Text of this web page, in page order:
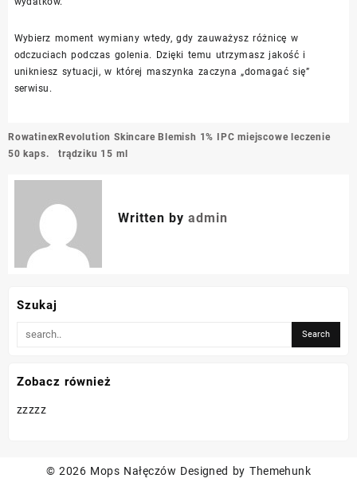
Wybierz moment wymiany wtedy, gdy zauważysz różnicę w
odczuciach podczas golenia. Dzięki temu utrzymasz jakość i
unikniesz sytuacji, w której maszynka zaczyna „domagać się”
serwisu.
Nawigacja
wpisu
Rowatinex
50 kaps.
Revolution Skincare Blemish 1% IPC miejscowe leczenie
trądziku 15 ml
Written by admin
Szukaj
Zobacz również
zzzzz
© 2026 Mops Nałęczów Designed by Themehunk